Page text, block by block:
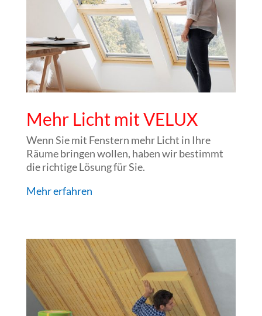
Mehr Licht mit VELUX
Wenn Sie mit Fenstern mehr Licht in Ihre
Räume bringen wollen, haben wir bestimmt
die richtige Lösung für Sie.
Mehr erfahren